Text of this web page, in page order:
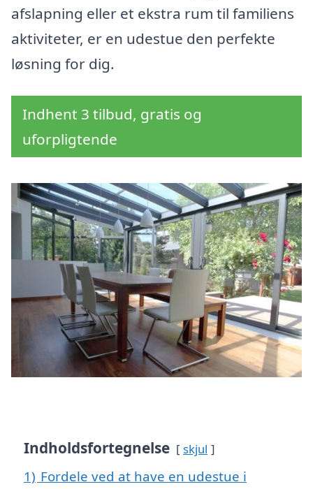
afslapning eller et ekstra rum til familiens
aktiviteter, er en udestue den perfekte
løsning for dig.
Indhent 3 tilbud, gratis og
uforpligtende
Indholdsfortegnelse skjul
1) Fordele ved at have en udestue i